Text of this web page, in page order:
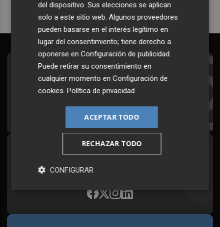
Suscríbete al Boletín
Todos los días a primera hora en tu email
Síguenos en redes
Plaza Podcast, desde cualquier medio
del dispositivo. Sus elecciones se aplican
solo a este sitio web. Algunos proveedores
pueden basarse en el interés legítimo en
lugar del consentimiento; tiene derecho a
oponerse enConfiguración de publicidad.
Puede retirar su consentimiento en
cualquier momento enConfiguración de
cookies.Política de privacidad
ACEPTAR TODO
RECHAZAR TODO
CONFIGURAR